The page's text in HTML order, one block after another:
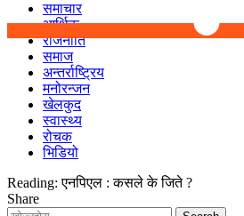
समाचार
आर्थिक
राजनीति
समाज
अन्तर्राष्ट्रिय
मनोरन्जन
खेलकुद
स्वास्थ्य
रोचक
भिडियो
Reading: एनपिएल : कसले के जिते ?
Share